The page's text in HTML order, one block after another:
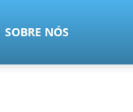
SOBRE NÓS